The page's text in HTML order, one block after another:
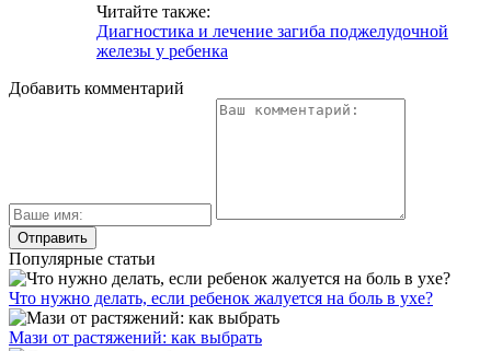
Читайте также:
Диагностика и лечение загиба поджелудочной
железы у ребенка
Добавить комментарий
Популярные статьи
Что нужно делать, если ребенок жалуется на боль в ухе?
Мази от растяжений: как выбрать